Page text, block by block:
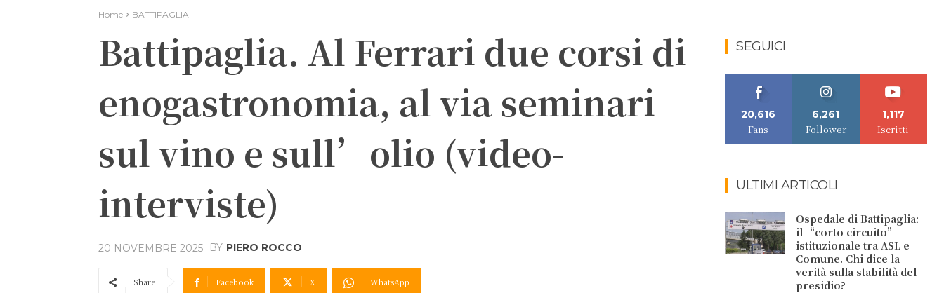
Home BATTIPAGLIA
Battipaglia. Al Ferrari due corsi di
enogastronomia, al via seminari
sul vino e sull’olio (video-
interviste)
20 NOVEMBRE 2025 BY PIERO ROCCO
Share Facebook X WhatsApp
SEGUICI
20,616
Fans
6,261
Follower
1,117
Iscritti
ULTIMI ARTICOLI
Ospedale di Battipaglia:
il “corto circuito”
istituzionale tra ASL e
Comune. Chi dice la
verità sulla stabilità del
presidio?